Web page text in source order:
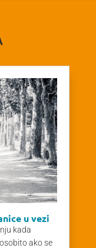
u vezi
kada
ako se